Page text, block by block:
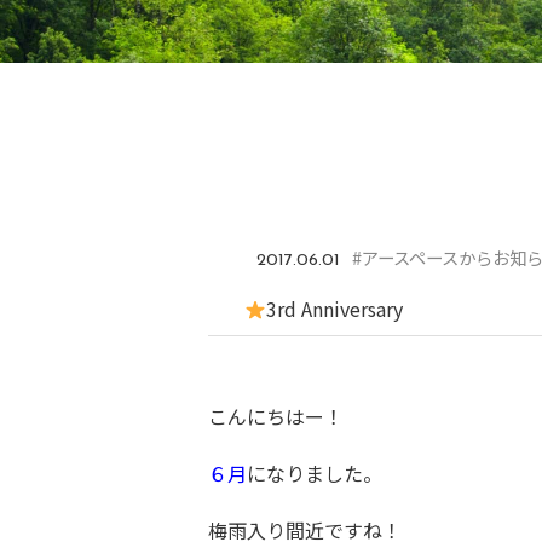
2017.06.01 #アースペースからお知
3rd Anniversary
こんにちはー！
６月になりました。
梅雨入り間近ですね！